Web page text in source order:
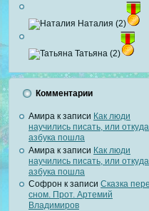
Наталия (2)
Татьяна (2)
Комментарии
Амира к записи Как люди
научились писать, или откуда
азбука пошла
Амира к записи Как люди
научились писать, или откуда
азбука пошла
Софрон к записи Сказка
сном. Прот. Артемий
Владимиров